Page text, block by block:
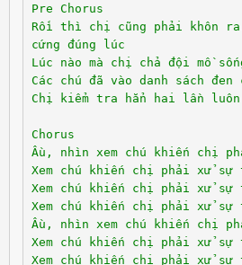
Pre Chorus
Rồi thì chị cũng phải khôn
cứng đúng lúc
Lúc nào mà chị chả đội mồ
Các chú đã vào danh sách đen
Chị kiểm tra hẳn hai lần
Chorus
Ầu, nhìn xem chú khiến chị
Xem chú khiến chị phải xử sự
Xem chú khiến chị phải xử sự
Xem chú khiến chị phải xử sự
Ầu, nhìn xem chú khiến chị
Xem chú khiến chị phải xử sự
Xem chú khiến chị phải xử sự